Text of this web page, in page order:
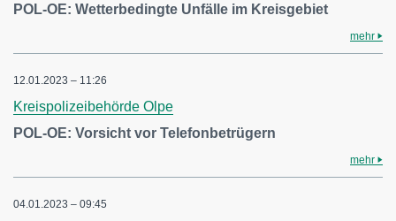
POL-OE: Wetterbedingte Unfälle im Kreisgebiet
mehr
12.01.2023 – 11:26
Kreispolizeibehörde Olpe
POL-OE: Vorsicht vor Telefonbetrügern
mehr
04.01.2023 – 09:45